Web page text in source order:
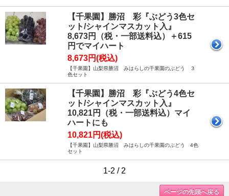
【千果園】勝沼 彩『ぶどう3色セ
ット/シャインマスカット入』
8,673円（税・一部送料込）＋615
円でマイハート
8,673円(税込)
【千果園】山梨県勝沼 みはらしの千果園のぶどう ３
色セット
【千果園】勝沼 彩『ぶどう4色セ
ット/シャインマスカット入』
10,821円（税・一部送料込）マイ
ハートにも
10,821円(税込)
【千果園】山梨県勝沼 みはらしの千果園のぶどう 4色
セット
1-2 / 2
ページの先頭へ戻る